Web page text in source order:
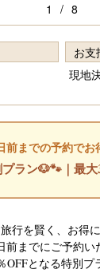
1 / 8
お支
現地
前までの予約でお
ラン🐶🐾｜最
行を賢く、お得
前までにご予約
OFFとなる特別プ